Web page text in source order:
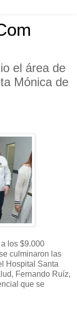
el área de
Mónica de
los $9.000
culminaron las
Hospital Santa
Fernando Ruíz,
que se